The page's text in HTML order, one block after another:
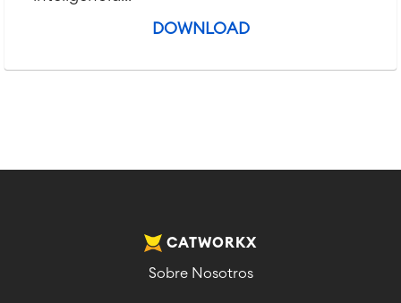
DOWNLOAD
CATWORKX
Sobre Nosotros